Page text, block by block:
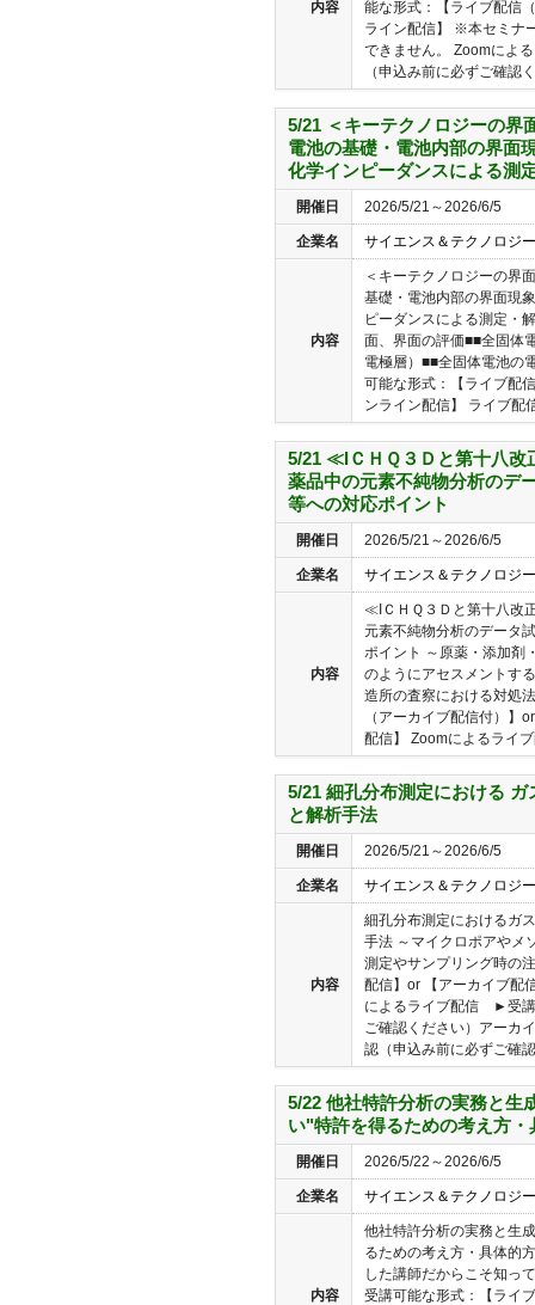
内容
能な形式：【ライブ配信
ライン配信】 ※本セミナ
できません。 Zoomによ
（申込み前に必ずご確認
5/21 ＜キーテクノロジーの界
電池の基礎・電池内部の界面
化学インピーダンスによる測
開催日 2026/5/21～2026/6/5
企業名 サイエンス＆テクノロジ
内容
＜キーテクノロジーの界
基礎・電池内部の界面現
ピーダンスによる測定・
面、界面の評価■■全固体
電極層）■■全固体電池の
可能な形式：【ライブ配
ンライン配信】 ライブ配
5/21 ≪IＣＨＱ３Ｄと第十八
薬品中の元素不純物分析のデ
等への対応ポイント
開催日 2026/5/21～2026/6/5
企業名 サイエンス＆テクノロジ
内容
≪IＣＨＱ３Ｄと第十八改
元素不純物分析のデータ
ポイント ～原薬・添加剤
のようにアセスメントす
造所の査察における対処
（アーカイブ配信付）】
配信】 Zoomによるライ
5/21 細孔分布測定における
と解析手法
開催日 2026/5/21～2026/6/5
企業名 サイエンス＆テクノロジ
内容
細孔分布測定におけるガ
手法 ～マイクロポアやメ
測定やサンプリング時の
配信】or 【アーカイブ配
によるライブ配信 ►受講
ご確認ください）アー
認（申込み前に必ずご確
5/22 他社特許分析の実務と生
い"特許を得るための考え方・
開催日 2026/5/22～2026/6/5
企業名 サイエンス＆テクノロジ
内容
他社特許分析の実務と生
るための考え方・具体的
した講師だからこそ知っ
受講可能な形式：【ライ